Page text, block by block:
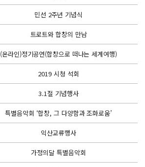
민선 2주년 기념식
트로트와 합창의 만남
(온라인)정기공연(합창으로 떠나는 세계여행)
2019 시청 석회
3.1절 기념행사
특별음악회 ‘합창, 그 다양함과 조화로움’
익산교류행사
가정의달 특별음악회